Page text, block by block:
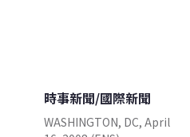
時事新聞/國際新聞
WASHINGTON, DC, April